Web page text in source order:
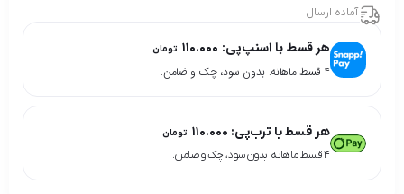
آماده ارسال
هر قسط با اسنپ‌پی: ۱۱۰.۰۰۰ تومان
۴ قسط ماهانه. بدون سود، چک و ضامن.
هر قسط با ترب‌پی: ۱۱۰.۰۰۰ تومان
۴ قسط ماهانه. بدون سود، چک و ضامن.